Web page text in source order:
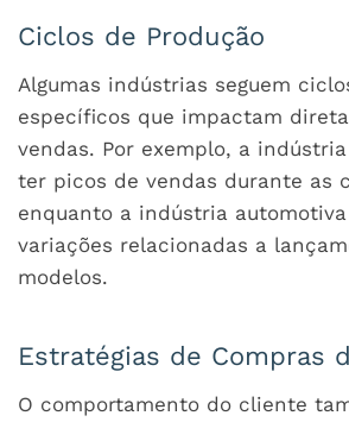
Ciclos de Produção
Algumas indústrias seguem
específicos que impactam
vendas. Por exemplo, a
ter picos de vendas durante as
enquanto a indústria
variações relacionadas a
modelos.
Estratégias de Compras
O comportamento do cliente